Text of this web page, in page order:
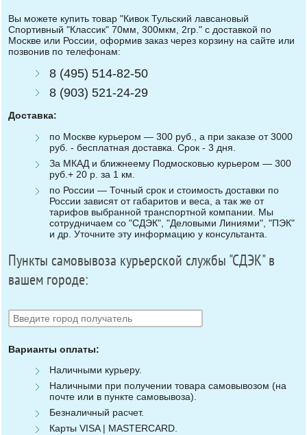
Вы можете купить товар "Кивок Тульский лавсановый
Спортивный "Классик" 70мм, 300мкм, 2гр." с доставкой по
Москве или России, оформив заказ через корзину на сайте или
позвонив по телефонам:
8 (495) 514-82-50
8 (903) 521-24-29
Доставка:
по Москве курьером — 300 руб., а при заказе от 3000
руб. - бесплатная доставка. Срок - 3 дня.
За МКАД и ближнеему Подмосковью курьером — 300
руб.+ 20 р. за 1 км.
по России — Точный срок и стоимость доставки по
России зависят от габаритов и веса, а так же от
тарифов выбранной транспортной компании. Мы
сотрудничаем со "СДЭК", "Деловыми Линиями", "ПЭК"
и др. Уточните эту информацию у консультанта.
Пункты самовывоза курьерской службы "СДЭК" в
вашем городе:
Варианты оплаты:
Наличными курьеру.
Наличными при получении товара самовывозом (на
почте или в пункте самовывоза).
Безналичный расчет.
Карты VISA | MASTERCARD.